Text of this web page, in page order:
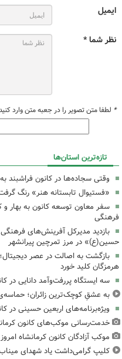
ایمیل
نظر شما *
* لطفا متن تصویر را در جعبه متن وارد
تازه‌ترین استان‌ها
وقتی سجاده‌ها در کانون فراشبند
«فستیوال تابستانه هنر» رنگ
سفر معاون توسعه کانون به بهار
فرهنگی
بازدید مدیرکل آفرینش‌های
حسین(ع)» در مرز تمرچین پیرانشهر
بازگشت به اصالت در عصر
هرمزگان کلید خورد
سه ایستگاه پررفت‌وآمد دانایی در
به عشقِ کوچک‌ترین زائران؛
ویژه‌برنامه‌های اربعین حسینی در
خدمت‌رسانی موکب‌های کانون
موکب آزادگان کانون کرمانشاه
کلیپ گرامی‌داشت یاد شهدای